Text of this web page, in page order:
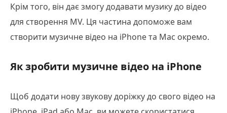
Крім того, він дає змогу додавати музику до відео
для створення MV. Ця частина допоможе вам
створити музичне відео на iPhone та Mac окремо.
Як зробити музичне відео на iPhone
Щоб додати нову звукову доріжку до свого відео на